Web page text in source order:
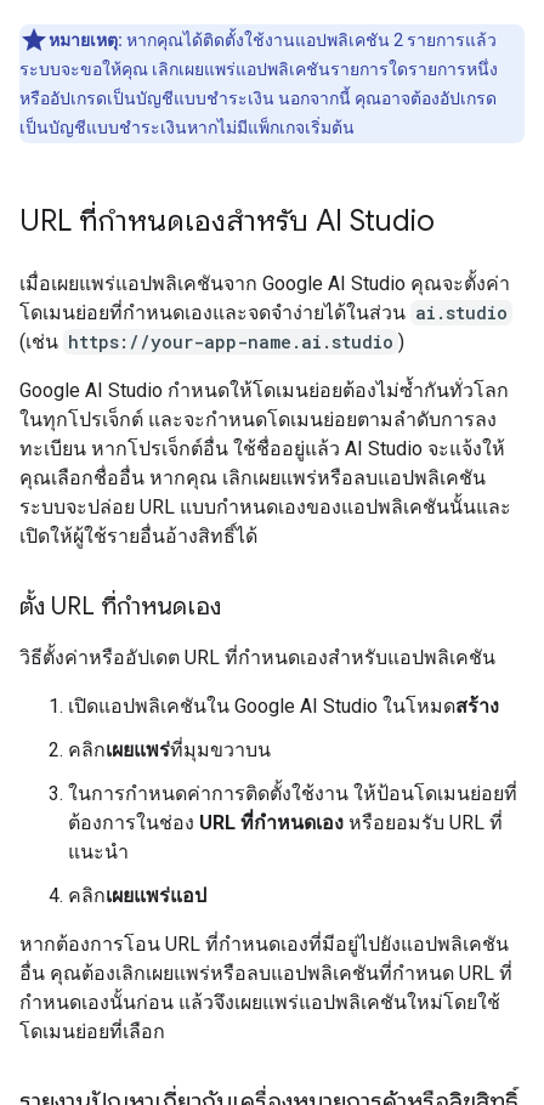
หมายเหตุ: หากคุณได้ติดตั้งใช้งานแอปพลิเคชัน 2 รายการแล้ว
ระบบจะขอให้คุณ เลิกเผยแพร่แอปพลิเคชันรายการใดรายการหนึ่ง
หรืออัปเกรดเป็นบัญชีแบบชำระเงิน นอกจากนี้ คุณอาจต้องอัปเกรด
เป็นบัญชีแบบชำระเงินหากไม่มีแพ็กเกจเริ่มต้น
URL ที่กำหนดเองสำหรับ AI Studio
เมื่อเผยแพร่แอปพลิเคชันจาก Google AI Studio คุณจะตั้งค่า
โดเมนย่อยที่กำหนดเองและจดจำง่ายได้ในส่วน ai.studio
(เช่น https://your-app-name.ai.studio )
Google AI Studio กำหนดให้โดเมนย่อยต้องไม่ซ้ำกันทั่วโลก
ในทุกโปรเจ็กต์ และจะกำหนดโดเมนย่อยตามลำดับการลง
ทะเบียน หากโปรเจ็กต์อื่น ใช้ชื่ออยู่แล้ว AI Studio จะแจ้งให้
คุณเลือกชื่ออื่น หากคุณ เลิกเผยแพร่หรือลบแอปพลิเคชัน
ระบบจะปล่อย URL แบบกำหนดเองของแอปพลิเคชันนั้นและ
เปิดให้ผู้ใช้รายอื่นอ้างสิทธิ์ได้
ตั้ง URL ที่กำหนดเอง
วิธีตั้งค่าหรืออัปเดต URL ที่กำหนดเองสำหรับแอปพลิเคชัน
เปิดแอปพลิเคชันใน Google AI Studio ในโหมดสร้าง
คลิกเผยแพร่ที่มุมขวาบน
ในการกำหนดค่าการติดตั้งใช้งาน ให้ป้อนโดเมนย่อยที่
ต้องการในช่อง URL ที่กำหนดเอง หรือยอมรับ URL ที่
แนะนำ
คลิกเผยแพร่แอป
หากต้องการโอน URL ที่กำหนดเองที่มีอยู่ไปยังแอปพลิเคชัน
อื่น คุณต้องเลิกเผยแพร่หรือลบแอปพลิเคชันที่กำหนด URL ที่
กำหนดเองนั้นก่อน แล้วจึงเผยแพร่แอปพลิเคชันใหม่โดยใช้
โดเมนย่อยที่เลือก